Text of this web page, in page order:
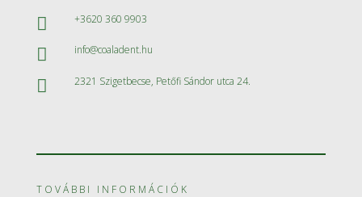
 +3620 360 9903
 info@coaladent.hu
 2321 Szigetbecse, Petőfi Sándor utca 24.
TOVÁBBI INFORMÁCIÓK